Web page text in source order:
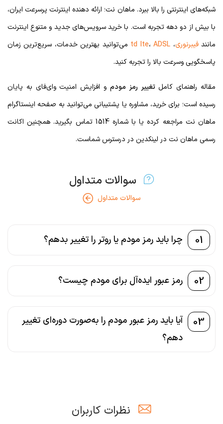
شبکه‌های اینترنتی را بالا ببرد. ماهان نت؛ ارائه دهنده اینترنت پرسرعت ایران،
با بیش از دو دهه تجربه است. با خرید سرویس‌های جدید و متنوع اینترنت
مانندفیبرنوری، td lte،ADSL
می‌توانید بهترین خدمات، سریع‌ترین زمان
پاسخگویی وسرعت بالا را تجربه کنید.
مقاله راهنمای کاملتغییر رمز مودم و افزایش امنیت وای‌فای به پایان
رسیده است؛ برای خرید، مشاوره یا پشتیبانی می‌توانید به صفحه اینستاگرام
ماهان نت مراجعه کرده یا با شماره 1514 تماس بگیرید. همچنین اکانت
رسمی ماهان نت در لینکدین در درسترس شماست.
سوالات متداول
سوالات متداول
01 چرا باید رمز مودم یا روتر را تغییر بدهم؟
02 رمز عبور ایده‌آل برای مودم چیست؟
03
آیا باید رمز عبور مودم را به‌صورت دوره‌ای تغییر
دهم؟
نظرات کاربران